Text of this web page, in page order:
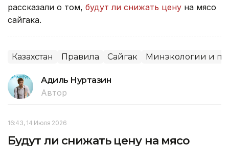
рассказали о том, будут ли снижать цену на мясо
сайгака.
Казахстан Правила Сайгак Минэкологии и
Адиль Нуртазин
Автор
16:43, 14 Июля 2026
Будут ли снижать цену на мясо